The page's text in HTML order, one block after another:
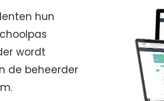
hun
wordt
de beheerder